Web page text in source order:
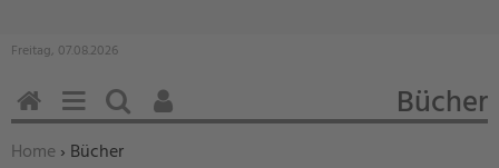
Freitag, 07.08.2026
Bücher
Sie befinden sich hier:
Home › Bücher
HOMEMENÜSUCHEN
BENUTZERFUNKTIONEN